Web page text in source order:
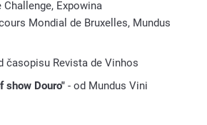
Challenge, Expowina
Mondial de Bruxelles, Mundus
časopisu Revista de Vinhos
show Douro" - od Mundus Vini